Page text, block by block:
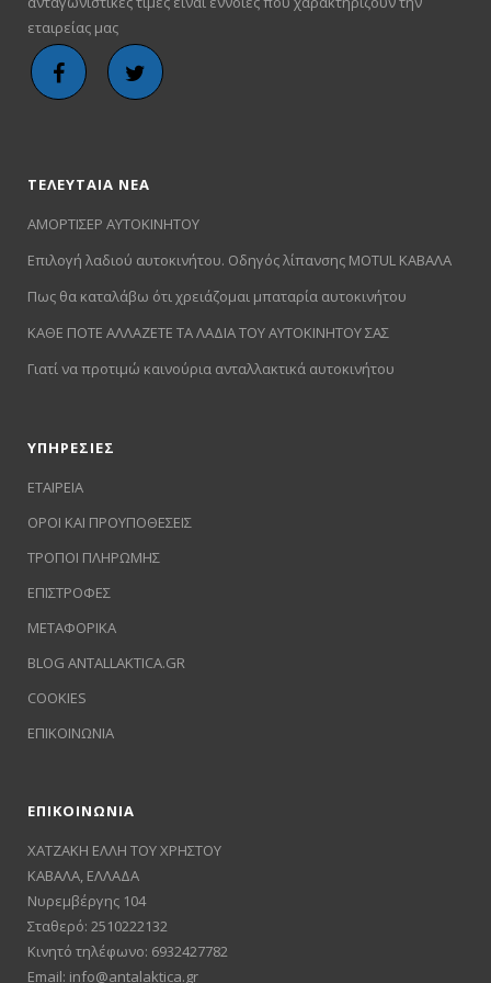
εταιρείας μας
ΤΕΛΕΥΤΑΙΑ ΝΕΑ
ΑΜΟΡΤΙΣΕΡ ΑΥΤΟΚΙΝΗΤΟΥ
Επιλογή λαδιού αυτοκινήτου. Οδηγός λίπανσης MOTUL ΚΑΒΑΛΑ
Πως θα καταλάβω ότι χρειάζομαι μπαταρία αυτοκινήτου
ΚΑΘΕ ΠΟΤΕ ΑΛΛΑΖΕΤΕ ΤΑ ΛΑΔΙΑ ΤΟΥ ΑΥΤΟΚΙΝΗΤΟΥ ΣΑΣ
Γιατί να προτιμώ καινούρια ανταλλακτικά αυτοκινήτου
ΥΠΗΡΕΣΙΕΣ
ΕΤΑΙΡΕΙΑ
ΟΡΟΙ ΚΑΙ ΠΡΟΥΠΟΘΕΣΕΙΣ
ΤΡΟΠΟΙ ΠΛΗΡΩΜΗΣ
ΕΠΙΣΤΡΟΦΕΣ
ΜΕΤΑΦΟΡΙΚΑ
BLOG ANTALLAKTICA.GR
COOKIES
ΕΠΙΚΟΙΝΩΝΙΑ
ΕΠΙΚΟΙΝΩΝΙΑ
ΧΑΤΖΑΚΗ ΕΛΛΗ ΤΟΥ ΧΡΗΣΤΟΥ
ΚΑΒΑΛΑ, ΕΛΛΑΔΑ
Νυρεμβέργης 104
Σταθερό: 2510222132
Κινητό τηλέφωνο: 6932427782
Email: info@antalaktica.gr